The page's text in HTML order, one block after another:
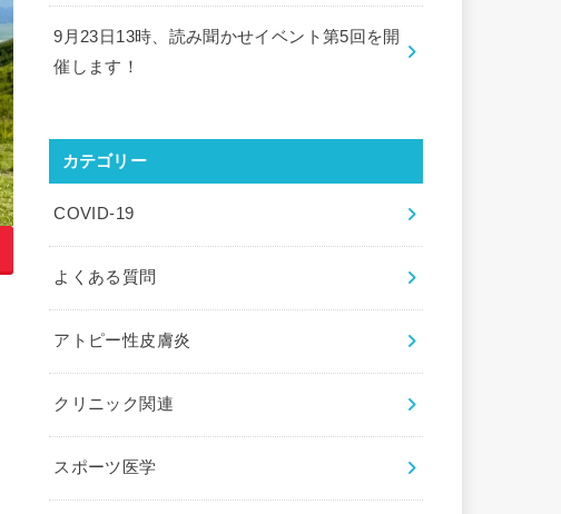
9月23日13時、読み聞かせイベント第5回を開
催します！
カテゴリー
COVID-19
よくある質問
アトピー性皮膚炎
クリニック関連
スポーツ医学